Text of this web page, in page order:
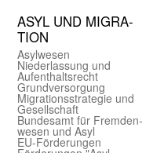
ASYL UND MIGRA­
TION
Asyl­wesen
Nieder­lassung und
Aufent­halts­recht
Grund­versorgung
Migrations­strategie und
Gesell­schaft
Bundes­amt für Fremden­
wesen und Asyl
EU-Förde­rungen